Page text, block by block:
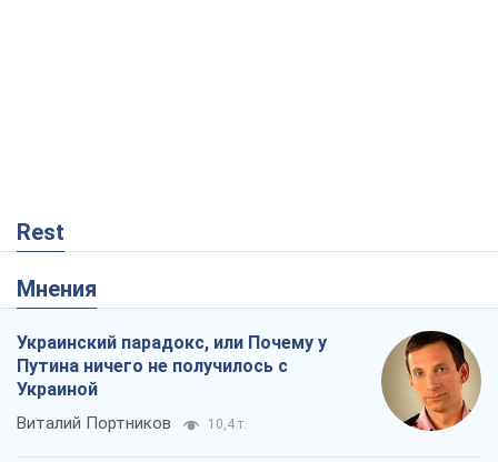
Rest
Мнения
Украинский парадокс, или Почему у
Путина ничего не получилось с
Украиной
Виталий Портников 10,4 т.